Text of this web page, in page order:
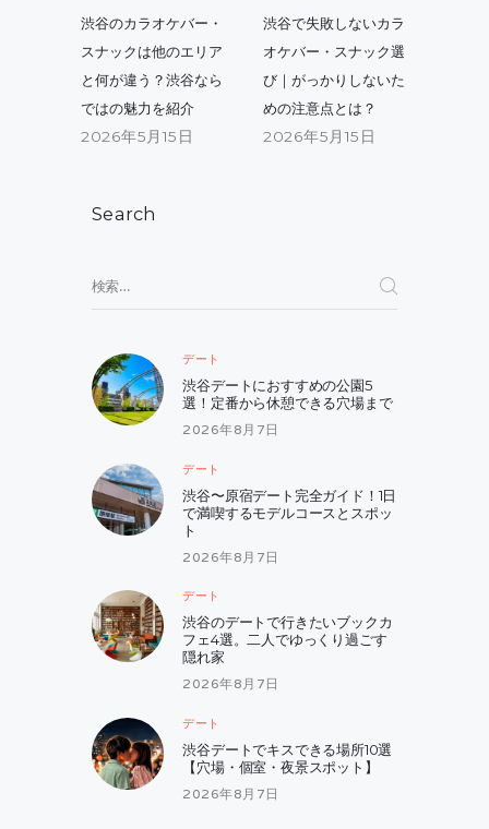
稿
ナ
ビ
ゲ
Previous
渋谷のカラオケバー・
スナックは他のエリア
と何が違う？渋谷なら
ではの魅力を紹介
2026年5月15日
Next
渋谷で失敗しないカラ
オケバー・スナック選
び｜がっかりしないた
めの注意点とは？
2026年5月15日
Search
索:
デート
渋谷デートにおすすめの公園5
選！定番から休憩できる穴場まで
2026年8月7日
デート
渋谷〜原宿デート完全ガイド！1日
で満喫するモデルコースとスポッ
ト
2026年8月7日
デート
渋谷のデートで行きたいブックカ
フェ4選。二人でゆっくり過ごす
隠れ家
2026年8月7日
デート
渋谷デートでキスできる場所10選
【穴場・個室・夜景スポット】
2026年8月7日